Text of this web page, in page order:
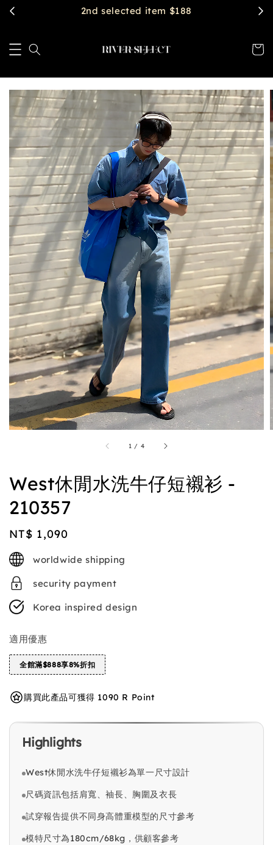
$2888 get free shipping
1 / 4
West休閒水洗牛仔短襯衫 -
210357
Regular
price
NT$ 1,090
worldwide shipping
security payment
Korea inspired design
適用優惠
全館滿$888享8%折扣
購買此產品可獲得 1090 R Point
Highlights
West休閒水洗牛仔短襯衫為單一尺寸設計
尺碼資訊包括肩寬、袖長、胸圍及衣長
試穿報告提供不同身高體重模型的尺寸參考
模特尺寸為180cm/68kg，供顧客參考